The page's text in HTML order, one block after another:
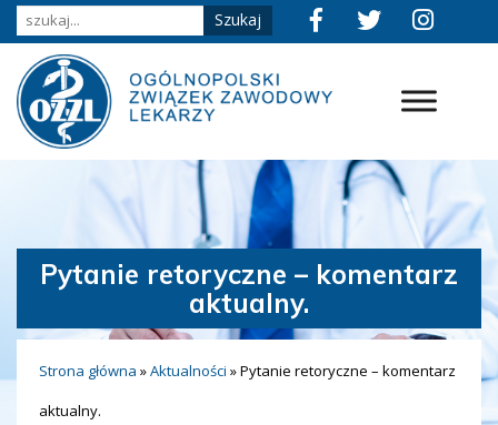
Pytanie retoryczne – komentarz
aktualny.
Strona główna »Aktualności »Pytanie retoryczne – komentarz
aktualny.